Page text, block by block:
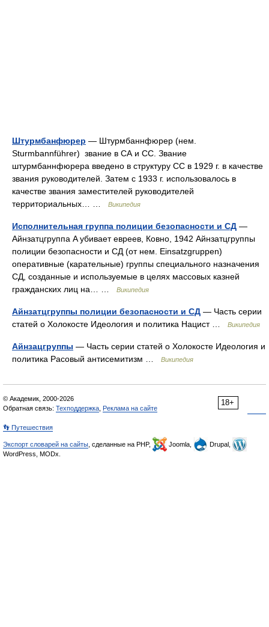
Штурмбанфюрер — Штурмбаннфюрер (нем.
Sturmbannführer) звание в СА и СС. Звание
штурмбаннфюрера введено в структуру СС в 1929 г. в качестве
звания руководителей. Затем с 1933 г. использовалось в
качестве звания заместителей руководителей
территориальных… …
Википедия
Исполнительная группа полиции безопасности и СД —
Айнзатцгруппа A убивает евреев, Ковно, 1942 Айнзатцгруппы
полиции безопасности и СД (от нем. Einsatzgruppen)
оперативные (карательные) группы специального назначения
СД, созданные и используемые в целях массовых казней
гражданских лиц на… …
Википедия
Айнзатцгруппы полиции безопасности и СД — Часть серии
статей о Холокосте Идеология и политика Нацист …
Википедия
Айнзацгруппы — Часть серии статей о Холокосте Идеология и
политика Расовый антисемитизм …
Википедия
18+
© Академик, 2000-2026
Обратная связь: Техподдержка Реклама на сайте
👣 Путешествия
Экспорт словарей на сайты , сделанные на PHP, Joomla,
Drupal,
WordPress, MODx.